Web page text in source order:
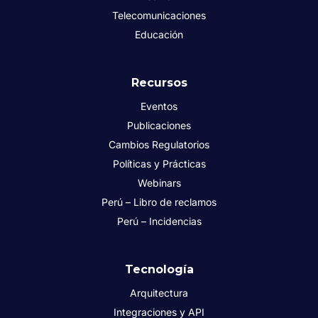
Telecomunicaciones
Educación
Recursos
Eventos
Publicaciones
Cambios Regulatorios
Políticas y Prácticas
Webinars
Perú – Libro de reclamos
Perú – Incidencias
Tecnología
Arquitectura
Integraciones y API